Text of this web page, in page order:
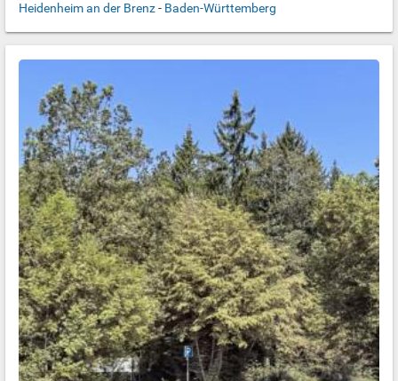
Heidenheim an der Brenz- Baden-Württemberg